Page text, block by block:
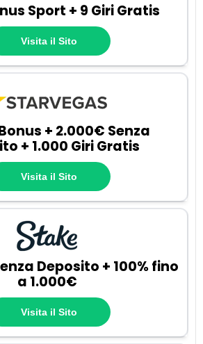
Sport + 9 Giri Gratis
Visita il Sito
+ 2.000€ Senza
+ 1.000 Giri Gratis
Visita il Sito
Deposito + 100% fino
a 1.000€
Visita il Sito